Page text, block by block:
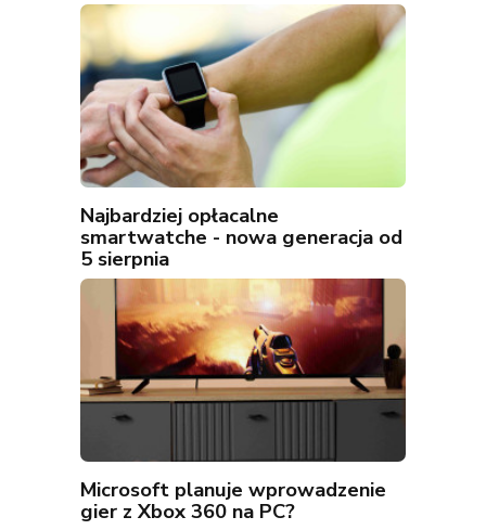
Najbardziej opłacalne
smartwatche - nowa generacja od
5 sierpnia
Microsoft planuje wprowadzenie
gier z Xbox 360 na PC?